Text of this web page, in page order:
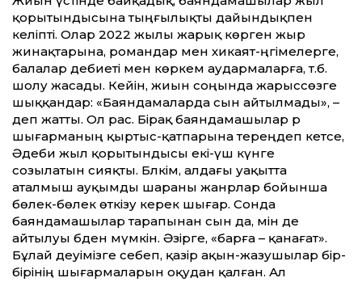
қорытындысына тыңғылықты дайындықпен
келіпті. Олар 2022 жылы жарық көрген жыр
жинақтарына, романдар мен хикаят-әңгімелерге,
балалар әдебиеті мен көркем аудармаларға, т.б.
шолу жасады. Кейін, жиын соңында жарыссөзге
шыққандар: «Баяндамаларда сын айтылмады», –
деп жатты. Ол рас. Бірақ баяндамашылар әр
шығарманың қыртыс-қатпарына тереңдеп кетсе,
Әдеби жыл қорытындысы екі-үш күнге
созылатын сияқты. Бәлкім, алдағы уақытта
аталмыш ауқымды шараны жанрлар бойынша
бөлек-бөлек өткізу керек шығар. Сонда
баяндамашылар тарапынан сын да, мін де
айтылуы әбден мүмкін. Әзірге, «барға – қанағат».
Бұлай деуімізге себеп, қазір ақын-жазушылар бір-
бірінің шығармаларын оқудан қалған. Ал